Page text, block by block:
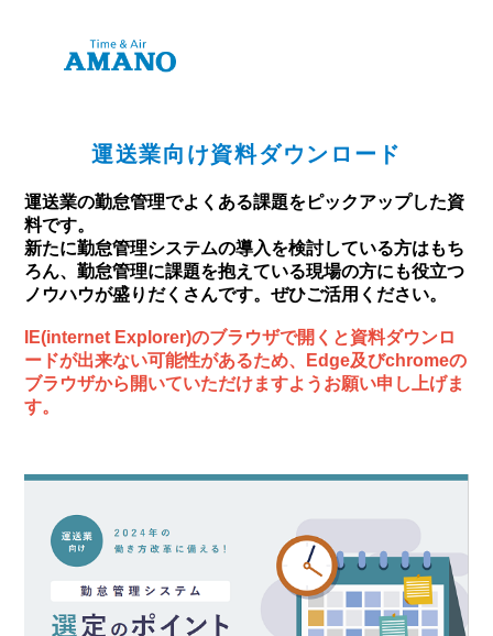
運送業向け資料ダウンロード
運送業の勤怠管理でよくある課題をピックアップした資
料です。
新たに勤怠管理システムの導入を検討している方はもち
ろん、勤怠管理に課題を抱えている現場の方にも役立つ
ノウハウが盛りだくさんです。ぜひご活用ください。
IE(internet Explorer)のブラウザで開くと資料ダウンロ
ードが出来ない可能性があるため、Edge及びchromeの
ブラウザから開いていただけますようお願い申し上げま
す。